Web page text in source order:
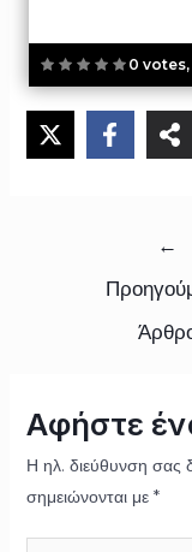
0
←
Αφήστε
Η ηλ. διεύθυνση σας
σημειώνονται με *